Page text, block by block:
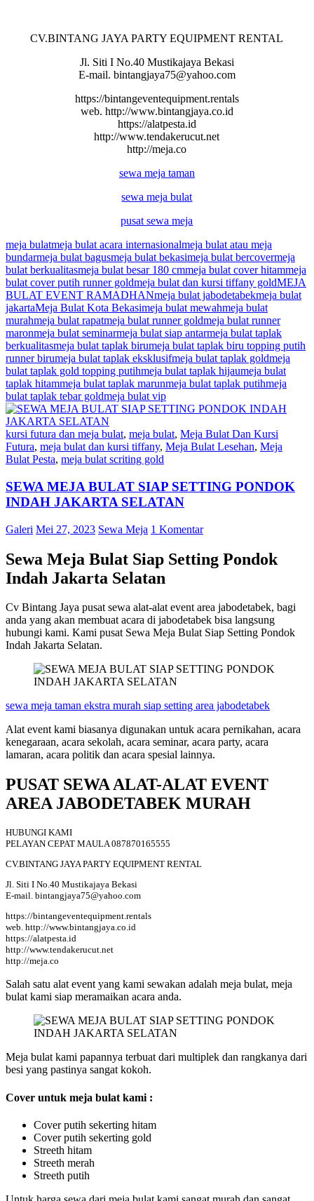
CV.BINTANG JAYA PARTY EQUIPMENT RENTAL
Jl. Siti I No.40 Mustikajaya Bekasi
E-mail. bintangjaya75@yahoo.com
https://bintangeventequipment.rentals
web. http://www.bintangjaya.co.id
https://alatpesta.id
http://www.tendakerucut.net
http://meja.co
sewa meja taman
sewa meja bulat
pusat sewa meja
meja bulatmeja bulat acara internasionalmeja bulat atau meja
bundarmeja bulat bagusmeja bulat bekasimeja bulat bercovermeja
bulat berkualitasmeja bulat besar 180 cmmeja bulat cover hitammeja
bulat cover putih runner goldmeja bulat dan kursi tiffany goldMEJA
BULAT EVENT RAMADHANmeja bulat jabodetabekmeja bulat
jakartaMeja Bulat Kota Bekasimeja bulat mewahmeja bulat
murahmeja bulat rapatmeja bulat runner goldmeja bulat runner
maronmeja bulat seminarmeja bulat siap antarmeja bulat taplak
berkualitasmeja bulat taplak birumeja bulat taplak biru topping putih
runner birumeja bulat taplak eksklusifmeja bulat taplak goldmeja
bulat taplak gold topping putihmeja bulat taplak hijaumeja bulat
taplak hitammeja bulat taplak marunmeja bulat taplak putihmeja
bulat taplak tebar goldmeja bulat vip
kursi futura dan meja bulat, meja bulat, Meja Bulat Dan Kursi
Futura, meja bulat dan kursi tiffany, Meja Bulat Lesehan, Meja
Bulat Pesta, meja bulat scriting gold
SEWA MEJA BULAT SIAP SETTING PONDOK
INDAH JAKARTA SELATAN
Galeri Mei 27, 2023 Sewa Meja 1 Komentar
Sewa Meja Bulat Siap Setting Pondok
Indah Jakarta Selatan
Cv Bintang Jaya pusat sewa alat-alat event area jabodetabek, bagi
anda yang akan membuat acara di jabodetabek bisa langsung
hubungi kami. Kami pusat Sewa Meja Bulat Siap Setting Pondok
Indah Jakarta Selatan.
sewa meja taman ekstra murah siap setting area jabodetabek
Alat event kami biasanya digunakan untuk acara pernikahan, acara
kenegaraan, acara sekolah, acara seminar, acara party, acara
lamaran, acara politik dan acara spesial lainnya.
PUSAT SEWA ALAT-ALAT EVENT
AREA JABODETABEK MURAH
HUBUNGI KAMI
PELAYAN CEPAT MAULA 087870165555
CV.BINTANG JAYA PARTY EQUIPMENT RENTAL
Jl. Siti I No.40 Mustikajaya Bekasi
E-mail. bintangjaya75@yahoo.com
https://bintangeventequipment.rentals
web. http://www.bintangjaya.co.id
https://alatpesta.id
http://www.tendakerucut.net
http://meja.co
Salah satu alat event yang kami sewakan adalah meja bulat, meja
bulat kami siap meramaikan acara anda.
Meja bulat kami papannya terbuat dari multiplek dan rangkanya dari
besi yang pastinya sangat kokoh.
Cover untuk meja bulat kami :
Cover putih sekerting hitam
Cover putih sekerting gold
Streeth hitam
Streeth merah
Streeth putih